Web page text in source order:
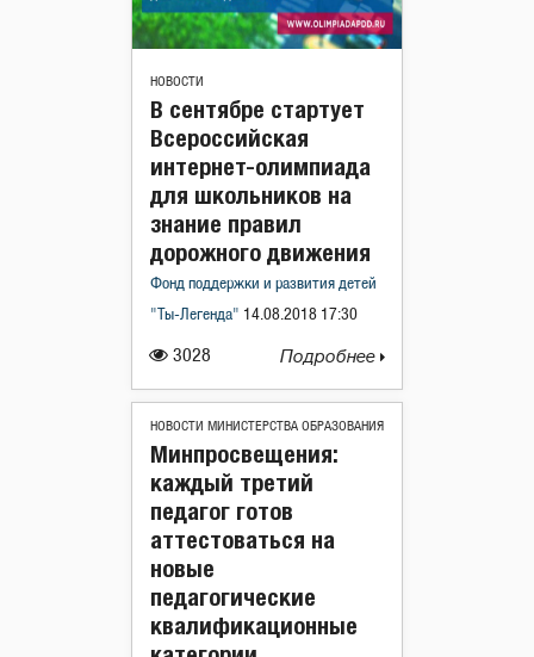
НОВОСТИ
3028
В сентябре стартует
Всероссийская
интернет-олимпиада
для школьников на
знание правил
дорожного движения
Фонд поддержки и развития детей
"Ты-Легенда" 14.08.2018 17:30
Подробнее
НОВОСТИ МИНИСТЕРСТВА ОБРАЗОВАНИЯ
Минпросвещения:
каждый третий
педагог готов
аттестоваться на
новые
педагогические
квалификационные